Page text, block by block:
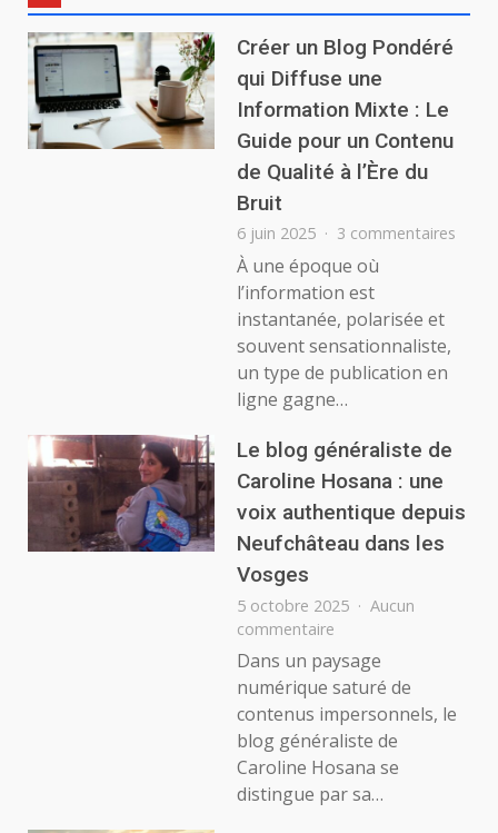
Créer un Blog Pondéré
qui Diffuse une
Information Mixte : Le
Guide pour un Contenu
de Qualité à l’Ère du
Bruit
6 juin 2025 3 commentaires
Guide
Bruit
À une époque où
l’information est
instantanée, polarisée et
souvent sensationnaliste,
un type de publication en
ligne gagne…
Le blog généraliste de
Caroline Hosana : une
voix authentique depuis
Neufchâteau dans les
Vosges
5 octobre 2025
Aucun
commentaire
blog
généraliste
de
Caroline
Hosana
:
Dans un paysage
numérique saturé de
contenus impersonnels, le
blog généraliste de
Caroline Hosana se
distingue par sa…